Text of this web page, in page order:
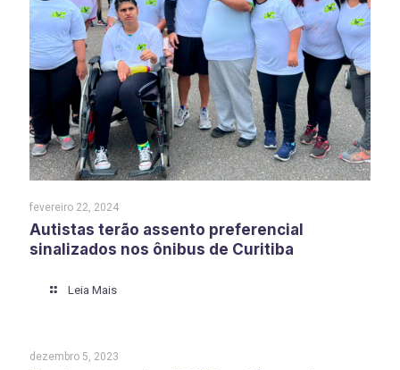
fevereiro 22, 2024
Autistas terão assento preferencial
sinalizados nos ônibus de Curitiba
Leia Mais
dezembro 5, 2023